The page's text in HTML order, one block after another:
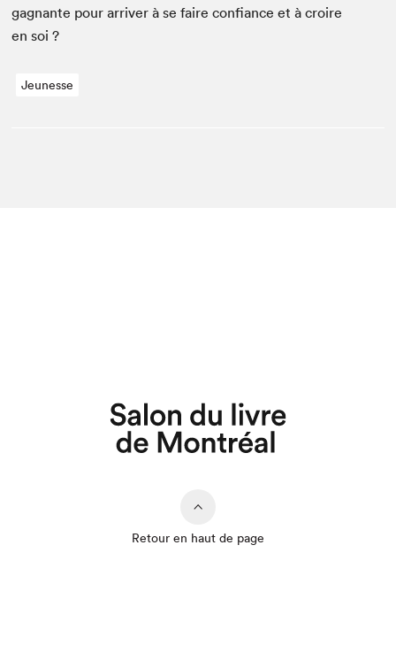
gag­nante pour arriv­er à se faire con­fi­ance et à croire
en soi ?
Jeunesse
Retour en haut de page